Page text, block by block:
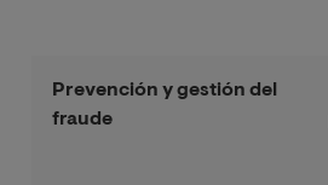
Prevención y gestión del
fraude